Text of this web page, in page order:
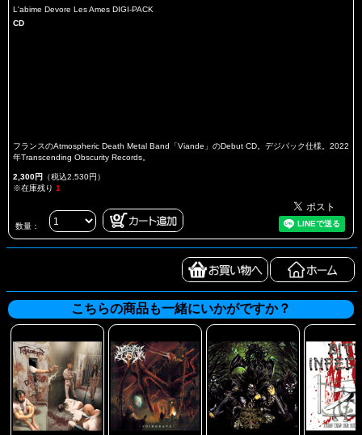
L'abime Devore Les Ames DIGI-PACK
CD
フランスのAtmospheric Death Metal Band「Viande」のDebut CD。デジパック仕様。2022
年Transcending Obscurity Records。
2,300円 （税込2,530円）
※在庫残り 1
数量：
こちらの商品も一緒にいかがですか？